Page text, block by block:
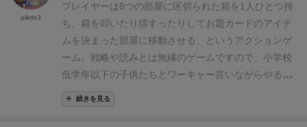
ら
「パニックマンション！」 と言います。お題の状態
に最も早く出来たプライヤーに点数が入って5点獲得
したプレイヤーの勝利です。 似たゲームでいうとこの
「ナインタイル」「ゴーゴジェラート」「ドクターエ
ウレカ」「スピードカップ」などのルールです。
ユニ
ークな点は箱に入っている駒の種類です
プレイヤーは8つの部屋に区切られた箱を1人ひとつ持
ち、箱を叩いたり揺すったりしてお題カードのアイテ
ムを決まった部屋に移動させる、というアクションゲ
ーム。 戦略や読みとは無縁のゲームですので、小学校
低学年以下の子供たちとワーキャー言いながらやるな
らあり。大人だけで真剣にやるにはちょっと向かない
かな。幼稚園児には力加減が難しいようでお題の達成
続きを見る
pikrin3